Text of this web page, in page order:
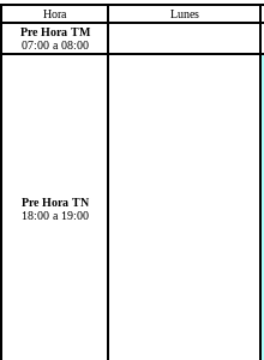
Hora Lunes
Pre Hora TM
07:00 a 08:00
Pre Hora TN
18:00 a 19:00